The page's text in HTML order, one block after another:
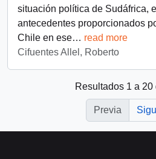
situación política de Sudáfrica,
antecedentes proporcionados
Chile en ese… read more
Cifuentes Allel, Roberto
Resultados 1 a 20
Previa